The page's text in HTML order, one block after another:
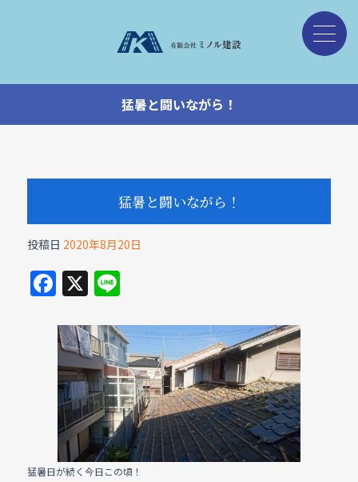
猛暑と闘いながら！
猛暑と闘いながら！
投稿日 2020年8月20日
F
a
c
e
b
o
o
k
X Li
e
猛暑日が続く今日この頃！